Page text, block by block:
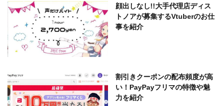
顔出しなし!!大手代理店ディス
トノアが募集するVtuberのお仕
事を紹介
割引きクーポンの配布頻度が高
い！PayPayフリマの特徴や魅
力を紹介